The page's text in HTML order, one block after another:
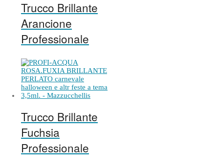
Trucco Brillante
Arancione
Professionale
Trucco Brillante
Fuchsia
Professionale